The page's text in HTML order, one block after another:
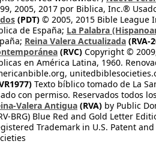
2005, 2017 por Biblica, Inc.®
(PDT) © 2005, 2015 Bible League
de España; La Palabra
Reina Valera Actualizada (RVA-
(RVC) Copyright ©
en América Latina, 1960.
Texto bíblico tomado de La
con permiso. Reservados todos
Valera Antigua (RVA) by Public
BRG) Blue Red and Gold Letter
Trademark in U.S. Patent